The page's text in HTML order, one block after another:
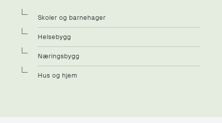
Skoler og barnehager
Helsebygg
Næringsbygg
Hus og hjem